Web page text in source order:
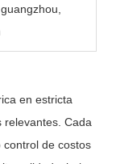
en estricta
relevantes. Cada
de costos